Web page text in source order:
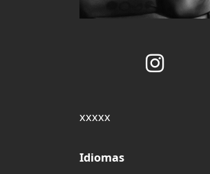
xxxxx
Idiomas